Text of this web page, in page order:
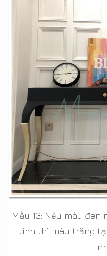
Mẫu 13: Nếu màu
tính thì màu trắng